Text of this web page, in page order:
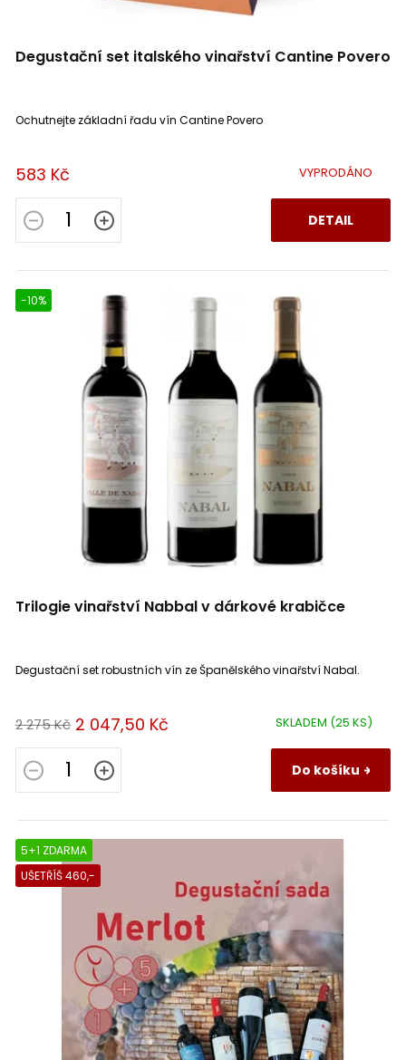
Degustační set italského vinařství Cantine Povero
VYPRODÁNO
583 Kč
DETAIL
Ochutnejte základní řadu vín Cantine Povero
-10%
Trilogie vinařství Nabbal v dárkové krabičce
SKLADEM (25 KS)
2 275 Kč 2 047,50 Kč
Do košíku
Degustační set robustních vín ze Španělského vinařství Nabal.
5+1 ZDARMA
UŠETŘÍŠ 460,-